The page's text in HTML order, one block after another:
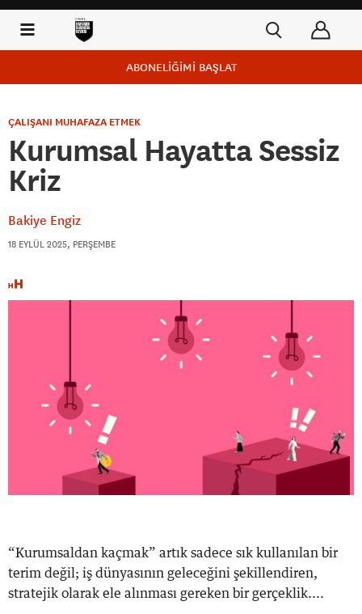
ABONELİĞİMİ BAŞLAT
ÇALIŞANI MUHAFAZA ETMEK
Kurumsal Hayatta Sessiz
Kriz
Bakiye Engiz
18 EYLÜL 2025, PERŞEMBE
“Kurumsaldan kaçmak” artık sadece sık kullanılan bir
terim değil; iş dünyasının geleceğini şekillendiren,
stratejik olarak ele alınması gereken bir gerçeklik....